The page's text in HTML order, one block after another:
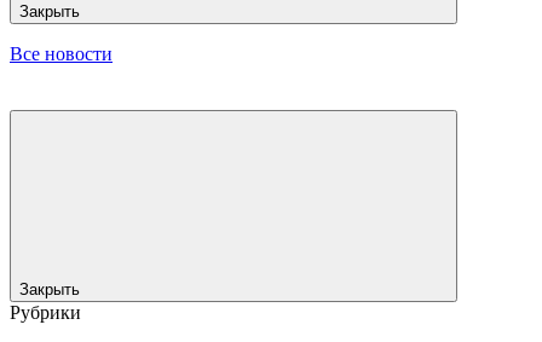
Закрыть
Все новости
Закрыть
Рубрики